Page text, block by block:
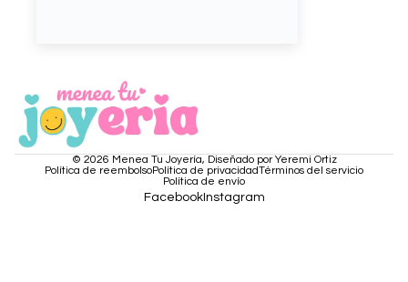
© 2026 Menea Tu Joyería, Diseñado por Yeremi Ortiz
Política de reembolsoPolítica de privacidadTérminos del servicio
Política de envío
FacebookInstagram